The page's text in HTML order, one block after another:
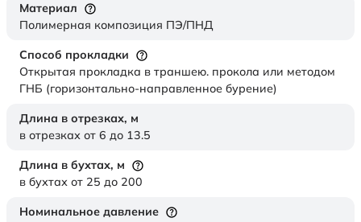
Материал
Полимерная композиция ПЭ/ПНД
Способ прокладки
Открытая прокладка в траншею. прокола или методом
ГНБ (горизонтально-направленное бурение)
Длина в отрезках, м
в отрезках от 6 до 13.5
Длина в бухтах, м
в бухтах от 25 до 200
Номинальное давление